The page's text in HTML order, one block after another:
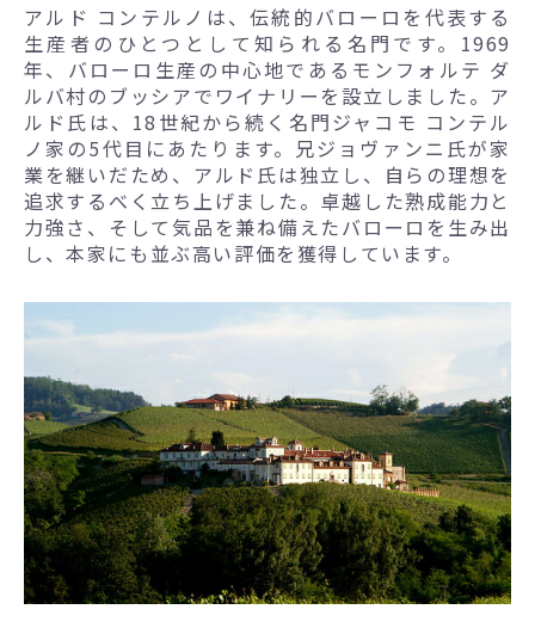
アルド コンテルノは、伝統的バローロを代表する
生産者のひとつとして知られる名門です。1969
年、バローロ生産の中心地であるモンフォルテ ダ
ルバ村のブッシアでワイナリーを設立しました。ア
ルド氏は、18世紀から続く名門ジャコモ コンテル
ノ家の5代目にあたります。兄ジョヴァンニ氏が家
業を継いだため、アルド氏は独立し、自らの理想を
追求するべく立ち上げました。卓越した熟成能力と
力強さ、そして気品を兼ね備えたバローロを生み出
し、本家にも並ぶ高い評価を獲得しています。